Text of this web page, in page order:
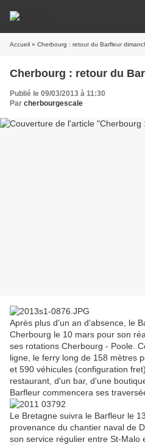
Accueil » Cherbourg : retour du Barfleur
Cherbourg : retour du
Publié le 09/03/2013 à 11:30
Par cherbourgescale
Après plus d'un an d'absence, le
Cherbourg le 10 mars pour son
ses rotations Cherbourg - Poole.
ligne, le ferry long de 158 mètres
et 590 véhicules (configuration
restaurant, d'un bar, d'une
Barfleur commencera ses
Le Bretagne suivra le Barfleur le
provenance du chantier naval de
son service régulier entre St-Malo